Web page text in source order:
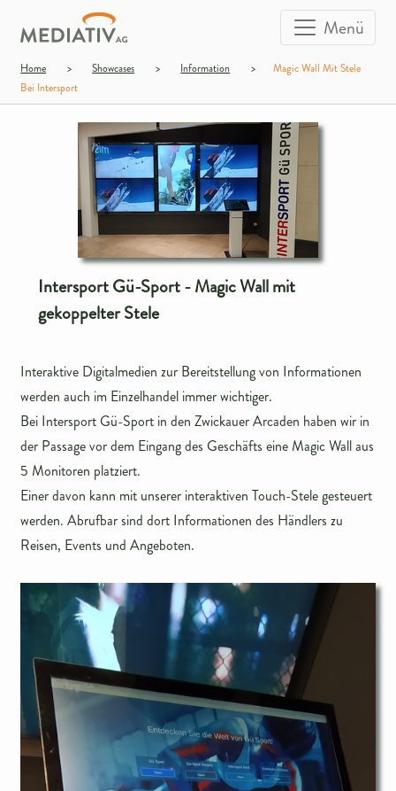
Menü
Home > Showcases > Information >
Magic Wall Mit Stele
Bei Intersport
Intersport Gü-Sport - Magic Wall mit
gekoppelter Stele
Interaktive Digitalmedien zur Bereitstellung von Informationen
werden auch im Einzelhandel immer wichtiger.
Bei Intersport Gü-Sport in den Zwickauer Arcaden haben wir in
der Passage vor dem Eingang des Geschäfts eine Magic Wall aus
5 Monitoren platziert.
Einer davon kann mit unserer interaktiven Touch-Stele gesteuert
werden. Abrufbar sind dort Informationen des Händlers zu
Reisen, Events und Angeboten.